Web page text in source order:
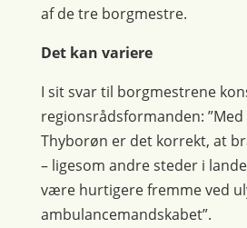
af de tre borgmestre.
Det kan variere
I sit svar til borgmestrene
regionsrådsformanden:
Thyborøn er det korrekt, at
– ligesom andre steder i
være hurtigere fremme ved
ambulancemandskabet”.